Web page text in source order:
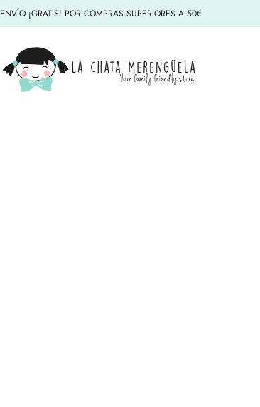
ENVÍO ¡GRATIS! POR COMPRAS SUPERIORES A 50€
La Chata Merengüela